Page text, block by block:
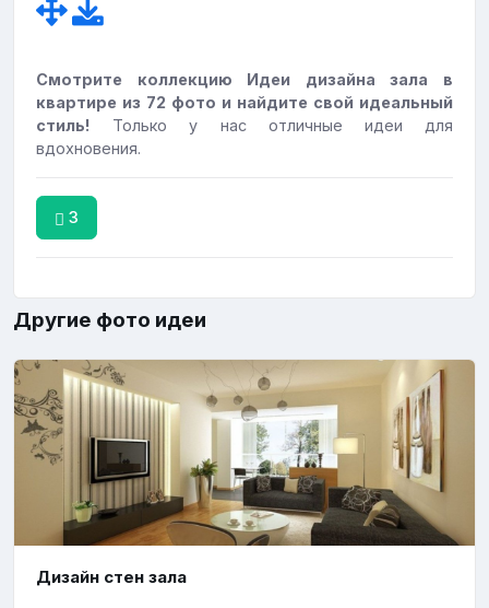
Смотрите коллекцию Идеи дизайна зала в
квартире из 72 фото и найдите свой идеальный
стиль!
Только у нас отличные идеи для
вдохновения.
3
Другие фото идеи
Дизайн стен зала